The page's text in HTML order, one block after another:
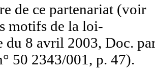
de ce partenariat (voir
motifs de la loi-
du 8 avril 2003, Doc.
50 2343/001, p. 47).